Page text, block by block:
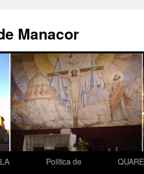
Manacor
LA
Política de